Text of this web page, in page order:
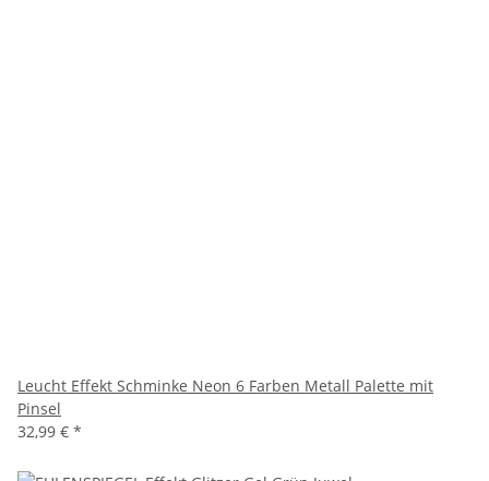
Leucht Effekt Schminke Neon 6 Farben Metall Palette mit
Pinsel
32,99 € *